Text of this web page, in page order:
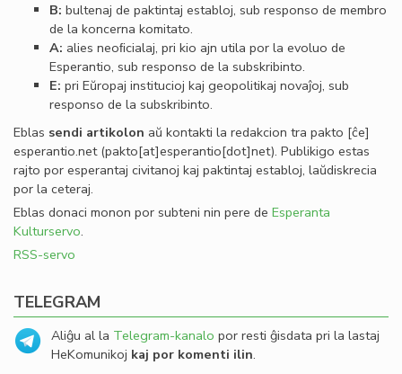
B: bultenaj de paktintaj establoj, sub responso de membro
de la koncerna komitato.
A: alies neoﬁcialaj, pri kio ajn utila por la evoluo de
Esperantio, sub responso de la subskribinto.
E: pri Eŭropaj institucioj kaj geopolitikaj novaĵoj, sub
responso de la subskribinto.
Eblas sendi artikolon aŭ kontakti la redakcion tra pakto [ĉe]
esperantio.net(pakto[at]esperantio[dot]net). Publikigo estas
rajto por esperantaj civitanoj kaj paktintaj establoj, laŭdiskrecia
por la ceteraj.
Eblas donaci monon por subteni nin pere de Esperanta
Kulturservo.
RSS-servo
TELEGRAM
Aliĝu al la Telegram-kanalo por resti ĝisdata pri la lastaj
HeKomunikoj kaj por komenti ilin.